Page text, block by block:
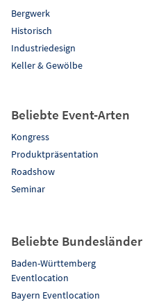
Bergwerk
Historisch
Industriedesign
Keller & Gewölbe
Beliebte Event-Arten
Kongress
Produktpräsentation
Roadshow
Seminar
Beliebte Bundesländer
Baden-Württemberg
Eventlocation
Bayern Eventlocation